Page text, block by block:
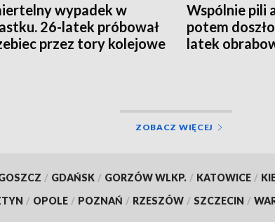
wypadek w
26-latek próbował
przez tory kolejowe
Wspólnie pili
potem
latek
ZOBACZ WIĘCEJ
/ GDAŃSK / GORZÓW WLKP. / KATOWICE /
/ OPOLE / POZNAŃ / RZESZÓW / SZCZECIN /